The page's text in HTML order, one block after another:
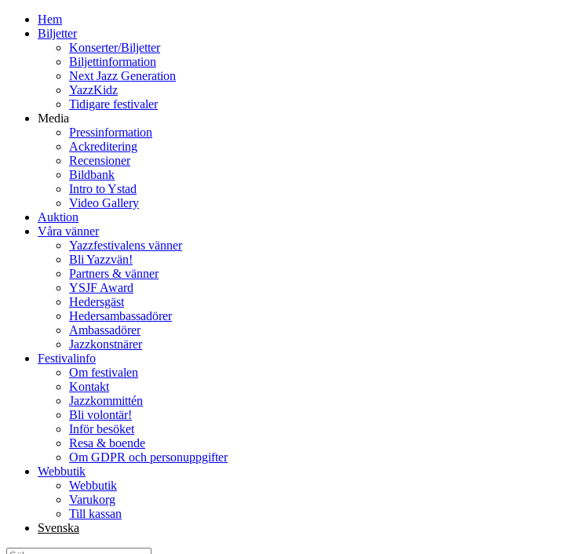
Hem
Biljetter
Konserter/Biljetter
Biljettinformation
Next Jazz Generation
YazzKidz
Tidigare festivaler
Media
Pressinformation
Ackreditering
Recensioner
Bildbank
Intro to Ystad
Video Gallery
Auktion
Våra vänner
Yazzfestivalens vänner
Bli Yazzvän!
Partners & vänner
YSJF Award
Hedersgäst
Hedersambassadörer
Ambassadörer
Jazzkonstnärer
Festivalinfo
Om festivalen
Kontakt
Jazzkommittén
Bli volontär!
Inför besöket
Resa & boende
Om GDPR och personuppgifter
Webbutik
Webbutik
Varukorg
Till kassan
Svenska